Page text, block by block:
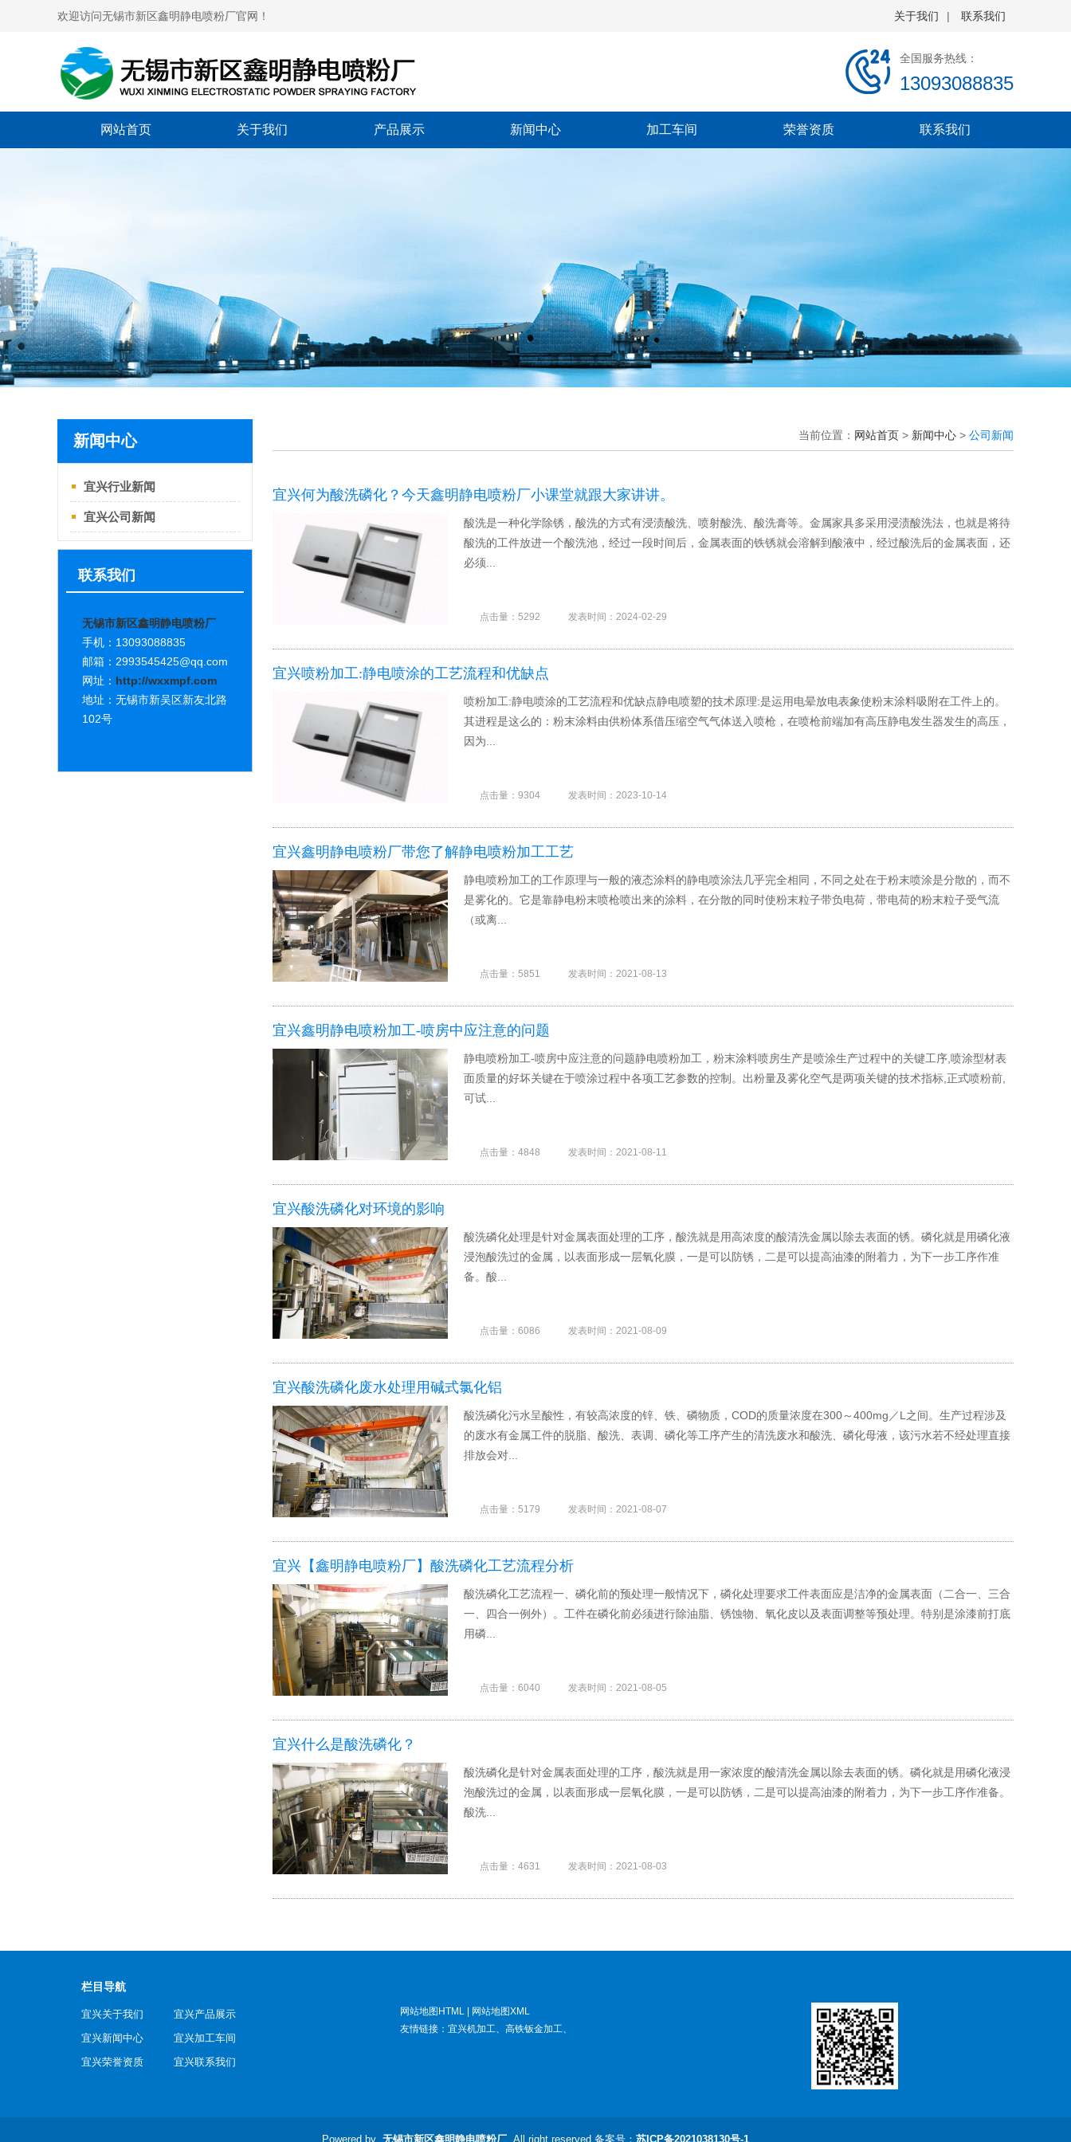
关于我们 | 联系我们
欢迎访问无锡市新区鑫明静电喷粉厂官网！
全国服务热线：
13093088835
网站首页 关于我们 产品展示 新闻中心 加工车间 荣誉资质 联系我们
新闻中心
宜兴行业新闻
宜兴公司新闻
联系我们
无锡市新区鑫明静电喷粉厂
手机：13093088835
邮箱：2993545425@qq.com
网址： http://wxxmpf.com
地址：无锡市新吴区新友北路
102号
当前位置： 网站首页 > 新闻中心 > 公司新闻
宜兴何为酸洗磷化？今天鑫明静电喷粉厂小课堂就跟大家讲讲。
酸洗是一种化学除锈，酸洗的方式有浸渍酸洗、喷射酸洗、酸洗膏等。金属家具多采用浸渍酸洗法，也就是将待
酸洗的工件放进一个酸洗池，经过一段时间后，金属表面的铁锈就会溶解到酸液中，经过酸洗后的金属表面，还
必须...
点击量：5292 发表时间：2024-02-29
宜兴喷粉加工:静电喷涂的工艺流程和优缺点
喷粉加工:静电喷涂的工艺流程和优缺点静电喷塑的技术原理:是运用电晕放电表象使粉末涂料吸附在工件上的。
其进程是这么的：粉末涂料由供粉体系借压缩空气气体送入喷枪，在喷枪前端加有高压静电发生器发生的高压，
因为...
点击量：9304 发表时间：2023-10-14
宜兴鑫明静电喷粉厂带您了解静电喷粉加工工艺
静电喷粉加工的工作原理与一般的液态涂料的静电喷涂法几乎完全相同，不同之处在于粉末喷涂是分散的，而不
是雾化的。它是靠静电粉末喷枪喷出来的涂料，在分散的同时使粉末粒子带负电荷，带电荷的粉末粒子受气流
（或离...
点击量：5851 发表时间：2021-08-13
宜兴鑫明静电喷粉加工-喷房中应注意的问题
静电喷粉加工-喷房中应注意的问题静电喷粉加工，粉末涂料喷房生产是喷涂生产过程中的关键工序,喷涂型材表
面质量的好坏关键在于喷涂过程中各项工艺参数的控制。出粉量及雾化空气是两项关键的技术指标,正式喷粉前,
可试...
点击量：4848 发表时间：2021-08-11
宜兴酸洗磷化对环境的影响
酸洗磷化处理是针对金属表面处理的工序，酸洗就是用高浓度的酸清洗金属以除去表面的锈。磷化就是用磷化液
浸泡酸洗过的金属，以表面形成一层氧化膜，一是可以防锈，二是可以提高油漆的附着力，为下一步工序作准
备。酸...
点击量：6086 发表时间：2021-08-09
宜兴酸洗磷化废水处理用碱式氯化铝
酸洗磷化污水呈酸性，有较高浓度的锌、铁、磷物质，COD的质量浓度在300～400mg／L之间。生产过程涉及
的废水有金属工件的脱脂、酸洗、表调、磷化等工序产生的清洗废水和酸洗、磷化母液，该污水若不经处理直接
排放会对...
点击量：5179 发表时间：2021-08-07
宜兴【鑫明静电喷粉厂】酸洗磷化工艺流程分析
酸洗磷化工艺流程一、磷化前的预处理一般情况下，磷化处理要求工件表面应是洁净的金属表面（二合一、三合
一、四合一例外）。工件在磷化前必须进行除油脂、锈蚀物、氧化皮以及表面调整等预处理。特别是涂漆前打底
用磷...
点击量：6040 发表时间：2021-08-05
宜兴什么是酸洗磷化？
酸洗磷化是针对金属表面处理的工序，酸洗就是用一家浓度的酸清洗金属以除去表面的锈。磷化就是用磷化液浸
泡酸洗过的金属，以表面形成一层氧化膜，一是可以防锈，二是可以提高油漆的附着力，为下一步工序作准备。
酸洗...
点击量：4631 发表时间：2021-08-03
栏目导航
宜兴关于我们
宜兴产品展示
宜兴新闻中心
宜兴加工车间
宜兴荣誉资质
宜兴联系我们
网站地图HTML
网站地图XML
友情链接： 宜兴机加工、 高铁钣金加工、
Powered by 无锡市新区鑫明静电喷粉厂 All right reserved 备案号： 苏ICP备2021038130号-1